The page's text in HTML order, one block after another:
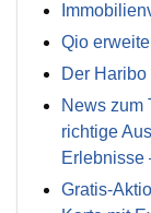
Qio
Der
News zum
richtige
Erlebnisse
Gratis-